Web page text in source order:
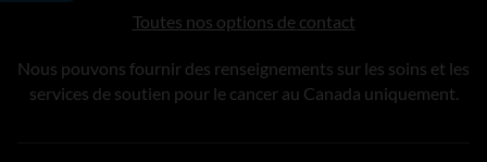
Toutes nos options de contact
Nous pouvons fournir des renseignements sur les soins et les
services de soutien pour le cancer au Canada uniquement.